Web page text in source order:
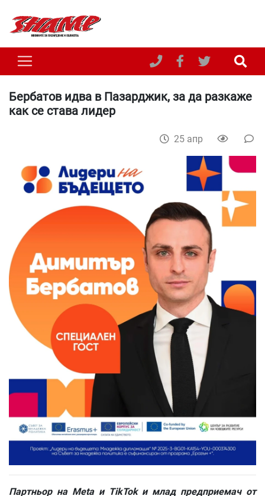
Бербатов идва в Пазарджик, за да разкаже
как се става лидер
25 апр
Партньор на Meta и TikTok и млад предприемач от